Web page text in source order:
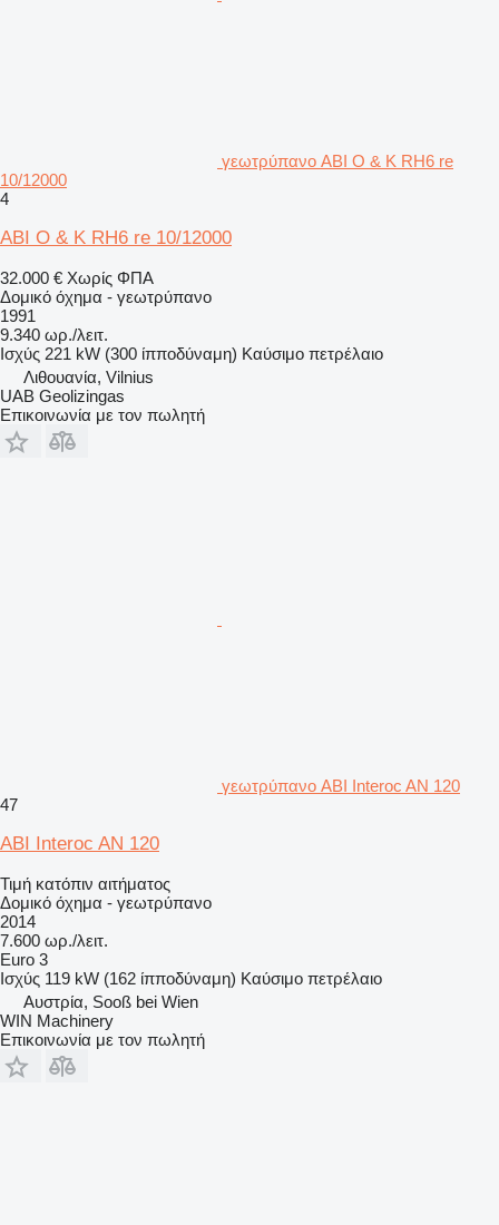
γεωτρύπανο ABI O & K RH6 re
10/12000
4
ABI O & K RH6 re 10/12000
32.000 € Χωρίς ΦΠΑ
Δομικό όχημα - γεωτρύπανο
1991
9.340 ωρ./λειτ.
Ισχύς 221 kW (300 ίπποδύναμη) Καύσιμο πετρέλαιο
Λιθουανία, Vilnius
UAB Geolizingas
Επικοινωνία με τον πωλητή
γεωτρύπανο ABI Interoc AN 120
47
ABI Interoc AN 120
Τιμή κατόπιν αιτήματος
Δομικό όχημα - γεωτρύπανο
2014
7.600 ωρ./λειτ.
Euro 3
Ισχύς 119 kW (162 ίπποδύναμη) Καύσιμο πετρέλαιο
Αυστρία, Sooß bei Wien
WIN Machinery
Επικοινωνία με τον πωλητή